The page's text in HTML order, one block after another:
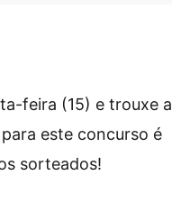
feira (15) e trouxe a
este concurso é
sorteados!